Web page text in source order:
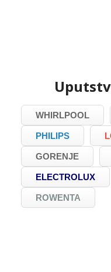
WHIRLPOOL
PHILIPS
GORENJE
ELECTROLUX
ROWENTA